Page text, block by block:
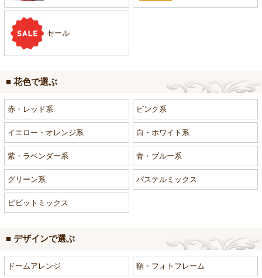
セール
■ 花色で選ぶ
赤・レッド系 ピンク系
イエロー・オレンジ系 白・ホワイト系
紫・ラベンダー系 青・ブルー系
グリーン系 パステルミックス
ビビットミックス
■ デザインで選ぶ
ドームアレンジ 額・フォトフレーム